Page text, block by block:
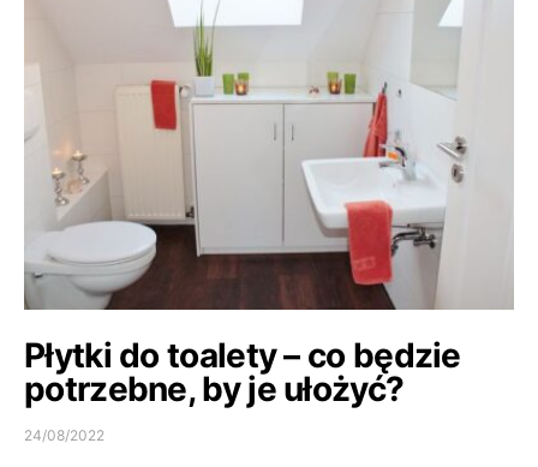
Płytki do toalety – co będzie
potrzebne, by je ułożyć?
24/08/2022